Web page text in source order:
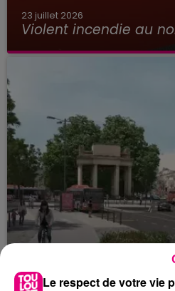
23 juillet 2026
Violent incendie au
Le respect de votre vie